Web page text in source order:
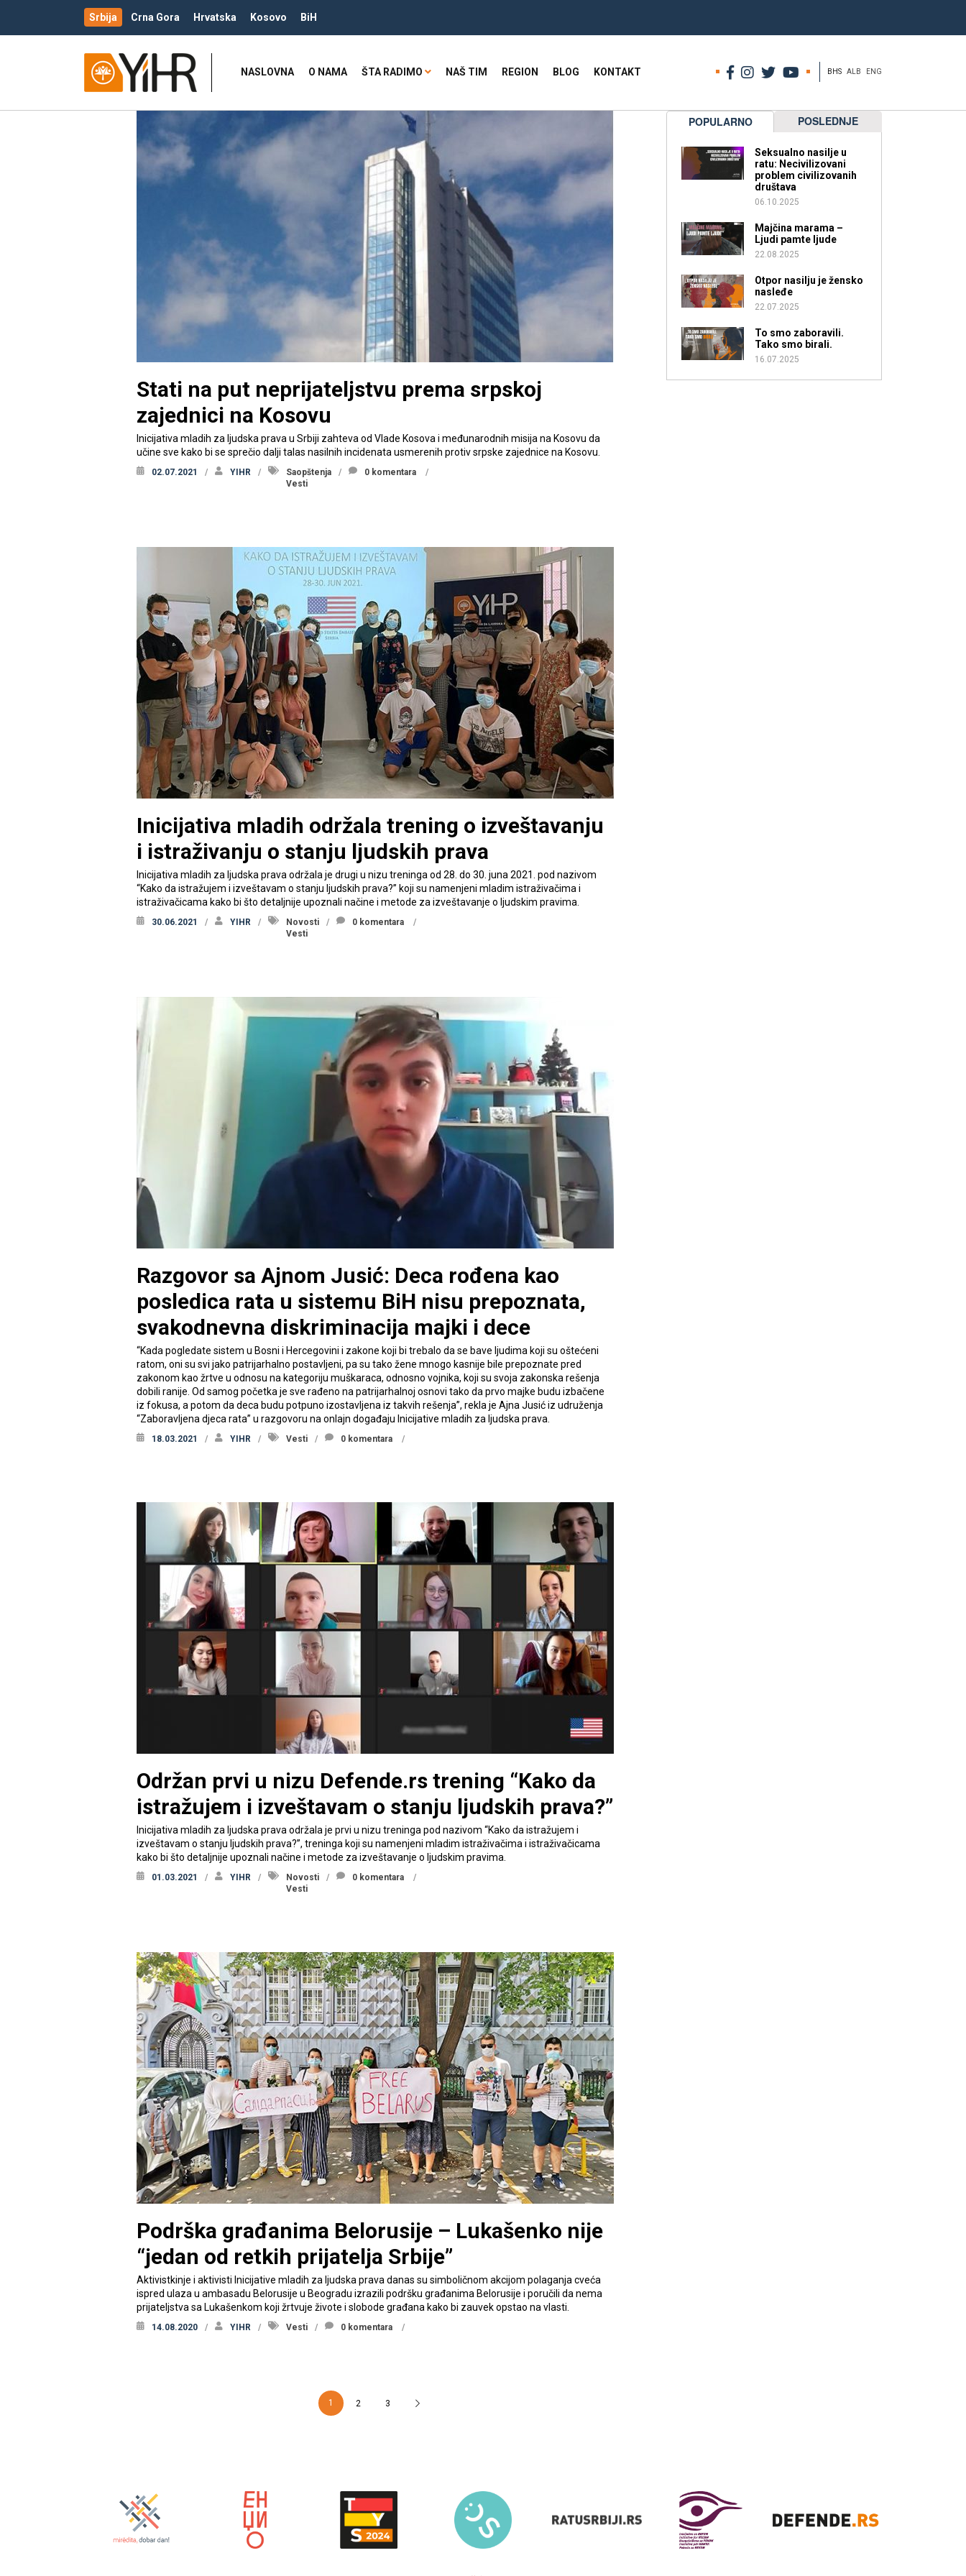
Srbija Crna Gora Hrvatska Kosovo BiH
NASLOVNA O NAMA ŠTA RADIMO NAŠ TIM REGION BLOG KONTAKT BHS ALB ENG
Stati na put neprijateljstvu prema srpskoj
zajednici na Kosovu
Inicijativa mladih za ljudska prava u Srbiji zahteva od Vlade Kosova i međunarodnih misija na Kosovu da
učine sve kako bi se sprečio dalji talas nasilnih incidenata usmerenih protiv srpske zajednice na Kosovu.
02.07.2021 YIHR
Saopštenja
Vesti
0 komentara
Inicijativa mladih održala trening o izveštavanju
i istraživanju o stanju ljudskih prava
Inicijativa mladih za ljudska prava održala je drugi u nizu treninga od 28. do 30. juna 2021. pod nazivom
“Kako da istražujem i izveštavam o stanju ljudskih prava?” koji su namenjeni mladim istraživačima i
istraživačicama kako bi što detaljnije upoznali načine i metode za izveštavanje o ljudskim pravima.
30.06.2021 YIHR
Novosti
Vesti
0 komentara
Razgovor sa Ajnom Jusić: Deca rođena kao
posledica rata u sistemu BiH nisu prepoznata,
svakodnevna diskriminacija majki i dece
“Kada pogledate sistem u Bosni i Hercegovini i zakone koji bi trebalo da se bave ljudima koji su oštećeni
ratom, oni su svi jako patrijarhalno postavljeni, pa su tako žene mnogo kasnije bile prepoznate pred
zakonom kao žrtve u odnosu na kategoriju muškaraca, odnosno vojnika, koji su svoja zakonska rešenja
dobili ranije. Od samog početka je sve rađeno na patrijarhalnoj osnovi tako da prvo majke budu izbačene
iz fokusa, a potom da deca budu potpuno izostavljena iz takvih rešenja”, rekla je Ajna Jusić iz udruženja
“Zaboravljena djeca rata” u razgovoru na onlajn događaju Inicijative mladih za ljudska prava.
18.03.2021 YIHR Vesti 0 komentara
Održan prvi u nizu Defende.rs trening “Kako da
istražujem i izveštavam o stanju ljudskih prava?”
Inicijativa mladih za ljudska prava održala je prvi u nizu treninga pod nazivom “Kako da istražujem i
izveštavam o stanju ljudskih prava?”, treninga koji su namenjeni mladim istraživačima i istraživačicama
kako bi što detaljnije upoznali načine i metode za izveštavanje o ljudskim pravima.
01.03.2021 YIHR
Novosti
Vesti
0 komentara
Podrška građanima Belorusije – Lukašenko nije
“jedan od retkih prijatelja Srbije”
Aktivistkinje i aktivisti Inicijative mladih za ljudska prava danas su simboličnom akcijom polaganja cveća
ispred ulaza u ambasadu Belorusije u Beogradu izrazili podršku građanima Belorusije i poručili da nema
prijateljstva sa Lukašenkom koji žrtvuje živote i slobode građana kako bi zauvek opstao na vlasti.
14.08.2020 YIHR Vesti 0 komentara
1 2 3
POPULARNO POSLEDNJE
Seksualno nasilje u
ratu: Necivilizovani
problem civilizovanih
društava
06.10.2025
Majčina marama –
Ljudi pamte ljude
22.08.2025
Otpor nasilju je žensko
nasleđe
22.07.2025
To smo zaboravili.
Tako smo birali.
16.07.2025